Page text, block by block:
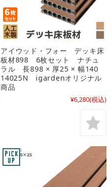
アイウッド・フォー デッキ床
板材898 6枚セット ナチュ
ラル 長898 × 厚25 × 幅140
14025N igardenオリジナル
商品
¥6,280(税込)